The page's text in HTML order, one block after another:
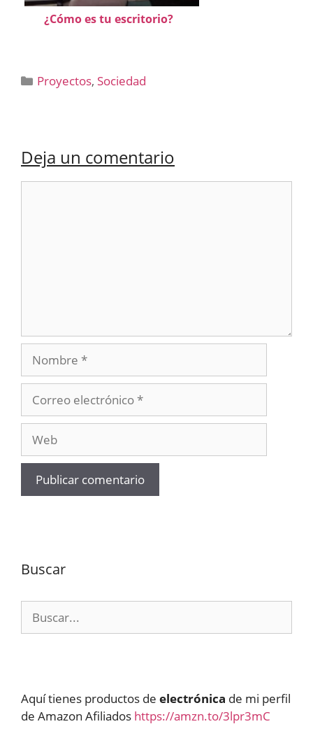
¿Cómo es tu escritorio?
Categorías
Proyectos, Sociedad
Deja un comentario
Nombre
electrónico
Buscar
Aquí tienes productos de electrónica de mi perfil
de Amazon Afiliados https://amzn.to/3lpr3mC